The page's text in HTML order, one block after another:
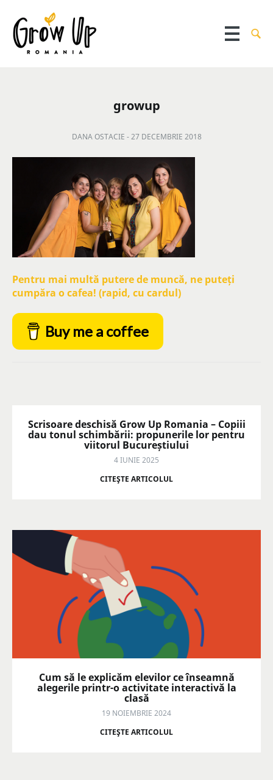
growup
DANA OSTACIE -27 DECEMBRIE 2018
Pentru mai multă putere de muncă, ne puteți
cumpăra o cafea! (rapid, cu cardul)
Buy me a coffee
Scrisoare deschisă Grow Up Romania – Copiii
dau tonul schimbării: propunerile lor pentru
viitorul Bucureștiului
4 IUNIE 2025
CITEŞTE ARTICOLUL
Cum să le explicăm elevilor ce înseamnă
alegerile printr-o activitate interactivă la
clasă
19 NOIEMBRIE 2024
CITEŞTE ARTICOLUL